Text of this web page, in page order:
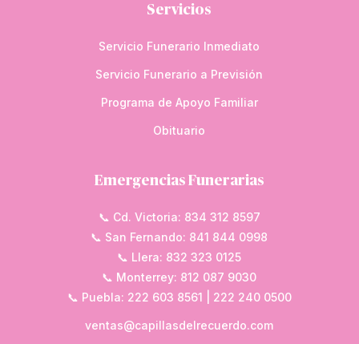
Servicios
Servicio Funerario Inmediato
Servicio Funerario a Previsión
Programa de Apoyo Familiar
Obituario
Emergencias Funerarias
📞 Cd. Victoria: 834 312 8597
📞 San Fernando: 841 844 0998
📞 Llera: 832 323 0125
📞 Monterrey: 812 087 9030
📞 Puebla: 222 603 8561 | 222 240 0500
ventas@capillasdelrecuerdo.com